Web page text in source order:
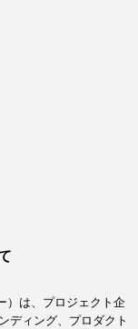
）は、プロジェクト企
ディング、プロダクト